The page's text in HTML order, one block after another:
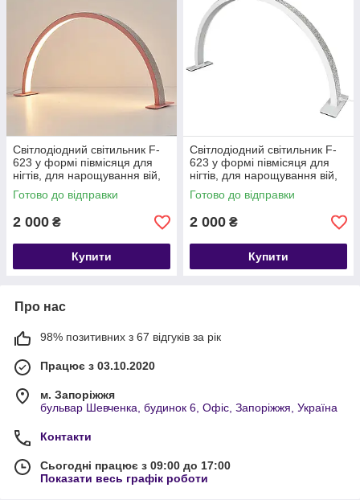
Світлодіодний світильник F-
623 у формі півмісяця для
нігтів, для нарощування вій,
татуювання брів,
Готово до відправки
2 000 ₴
Купити
Світлодіодний світильник F-
623 у формі півмісяця для
нігтів, для нарощування вій,
татуювання брів,
Готово до відправки
2 000 ₴
Купити
Про нас
98% позитивних з 67 відгуків за рік
Працює з 03.10.2020
м. Запоріжжя
бульвар Шевченка, будинок 6, Офіс, Запоріжжя, Україна
Контакти
Сьогодні працює з 09:00 до 17:00
Показати весь графік роботи